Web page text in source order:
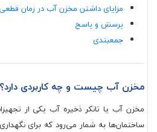
مزایای داشتن مخزن آب در زمان
پرسش و پاسخ
جمعبندی
مخزن آب چیست و چه کاربردی دارد؟
مخزن آب یا تانکر ذخیره آب یکی از
ساختمان‌ها به شمار می‌رود که برای